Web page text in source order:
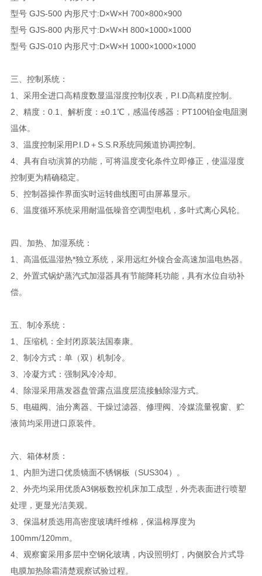
型号 GJS-500 内形尺寸:D×W×H 700×800×900
型号 GJS-800 内形尺寸:D×W×H 800×1000×1000
型号 GJS-010 内形尺寸:D×W×H 1000×1000×1000
三、控制系统：
1、采用全进口高精度数显温湿度控制仪表，P.I.D高精度控制。
2、精度：0.1、解析度：±0.1℃，感温传感器：PT100铂金电阻测
温体。
3、温度控制采用P.I.D＋S.S.R系统同频道协调控制。
4、具有自动演算的功能，可将温度变化条件立即修正，使温湿度
控制更为精确稳定。
5、控制器操作界面实时运转曲线图可由屏幕显示。
6、温度循环系统采用耐温低噪音空调型电机，多叶式离心风轮。
四、加热、加湿系统：
1、高温低温湿热*独立系统，采用远红外镍合金高速加温电热器。
2、外置式锅炉蒸汽式加湿器具有节能降耗功能，具有水位自动补
偿。
五、制冷系统：
1、压缩机：全封闭原装法国泰康。
2、制冷方式：单（双）机制冷。
3、冷凝方式：强制风冷冷却。
4、除湿采用蒸发器盘管露点温度层流接触除湿方式。
5、电磁阀、油分离器、干燥过滤器、修理阀、冷媒流量视窗、贮
液筒均采用进口原装件。
六、箱体材质：
1、内胆为进口优质镜面不锈钢板（SUS304）。
2、外壳均采用优质A3钢板数控机床加工成型，外壳表面进行喷塑
处理，更显光洁美观。
3、保温材质选用高密度玻璃纤维棉，保温棉厚度为
100mm/120mm。
4、观察窗采用多层中空钢化玻璃，内设照明灯，内侧胶合片式导
电膜加热除霜清楚观察试验过程。